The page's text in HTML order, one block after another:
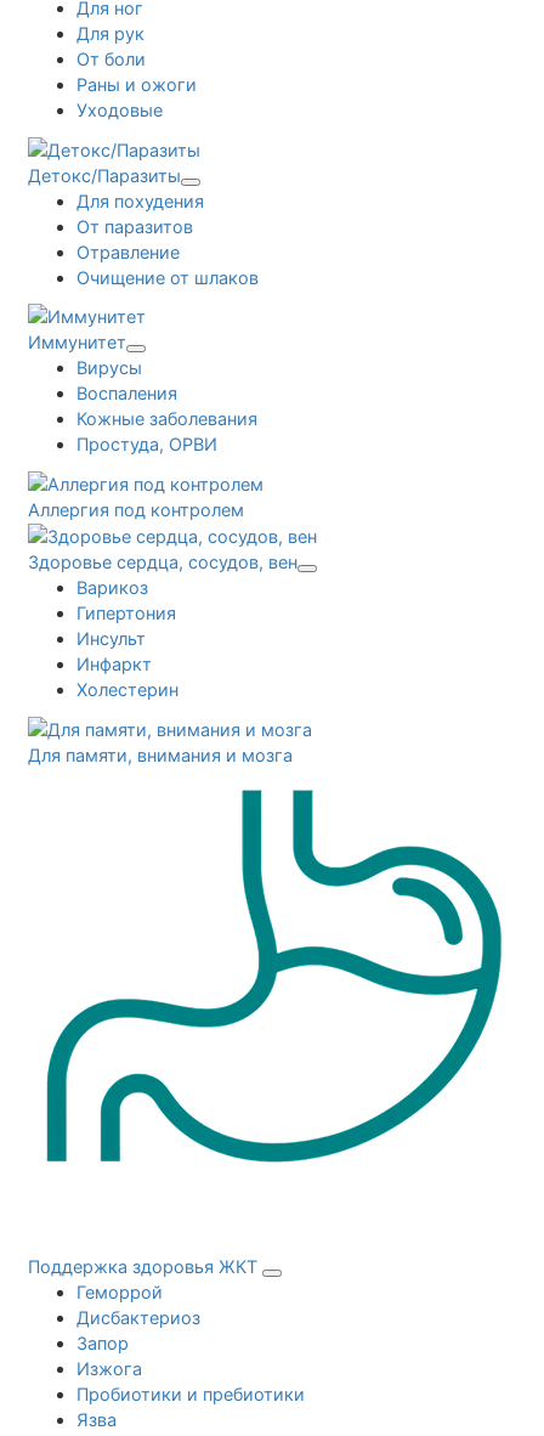
Для ног
Для рук
От боли
Раны и ожоги
Уходовые
Детокс/Паразиты
Для похудения
От паразитов
Отравление
Очищение от шлаков
Иммунитет
Вирусы
Воспаления
Кожные заболевания
Простуда, ОРВИ
Аллергия под контролем
Здоровье сердца, сосудов, вен
Варикоз
Гипертония
Инсульт
Инфаркт
Холестерин
Для памяти, внимания и мозга
Поддержка здоровья ЖКТ
Геморрой
Дисбактериоз
Запор
Изжога
Пробиотики и пребиотики
Язва